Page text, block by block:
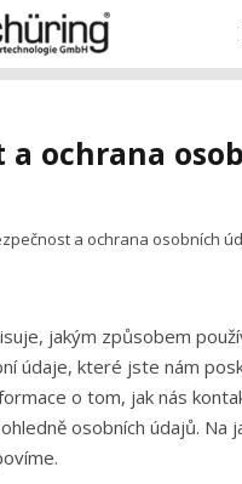
a ochrana
a ochrana osobních
jakým způsobem
údaje, které jste nám
o tom, jak nás
osobních údajů. Na